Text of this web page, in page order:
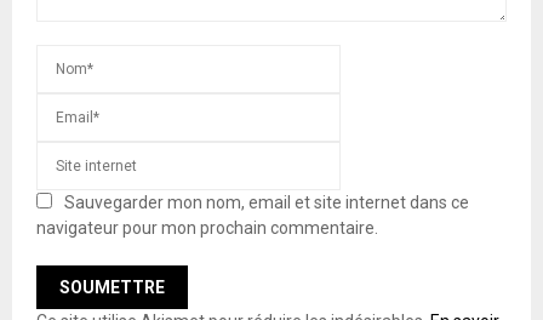
Sauvegarder mon nom, email et site internet dans ce
navigateur pour mon prochain commentaire.